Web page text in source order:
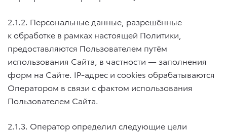
2.1.2. Персональные данные, разрешённые
к обработке в рамках настоящей Политики,
предоставляются Пользователем путём
использования Сайта, в частности — заполнения
форм на Сайте. IP-адрес и cookies обрабатываются
Оператором в связи с фактом использования
Пользователем Сайта.
2.1.3. Оператор определил следующие цели